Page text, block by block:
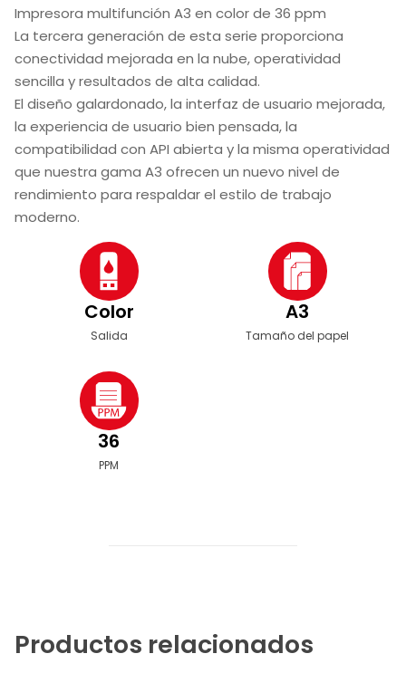
Impresora multifunción A3 en color de 36 ppm
La tercera generación de esta serie proporciona
conectividad mejorada en la nube, operatividad
sencilla y resultados de alta calidad.
El diseño galardonado, la interfaz de usuario mejorada,
la experiencia de usuario bien pensada, la
compatibilidad con API abierta y la misma operatividad
que nuestra gama A3 ofrecen un nuevo nivel de
rendimiento para respaldar el estilo de trabajo
moderno.
Color
Salida
A3
Tamaño del papel
36
PPM
Productos relacionados